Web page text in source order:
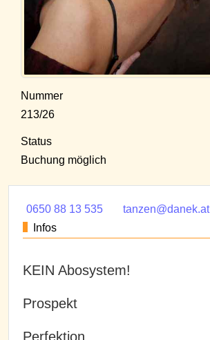
Nummer
213/26
Status
Buchung möglich
0650 88 13 535
tanzen@danek.at
Infos
KEIN Abosystem!
Prospekt
Perfektion